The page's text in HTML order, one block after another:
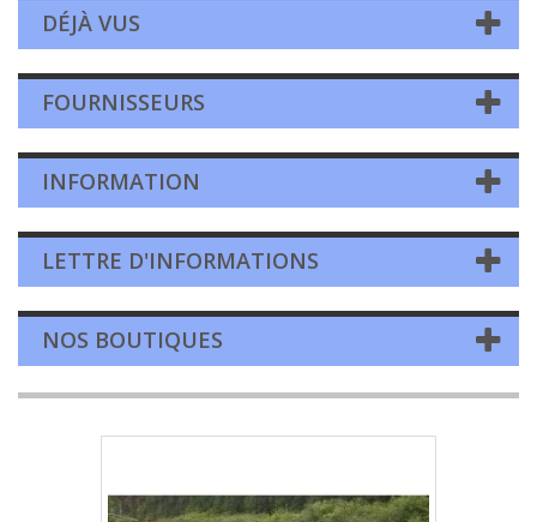
DÉJÀ VUS
FOURNISSEURS
INFORMATION
LETTRE D'INFORMATIONS
NOS BOUTIQUES